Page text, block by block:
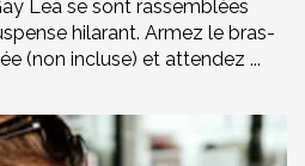
Lea se sont rassemblées
hilarant. Armez le bras-
(non incluse) et attendez ...